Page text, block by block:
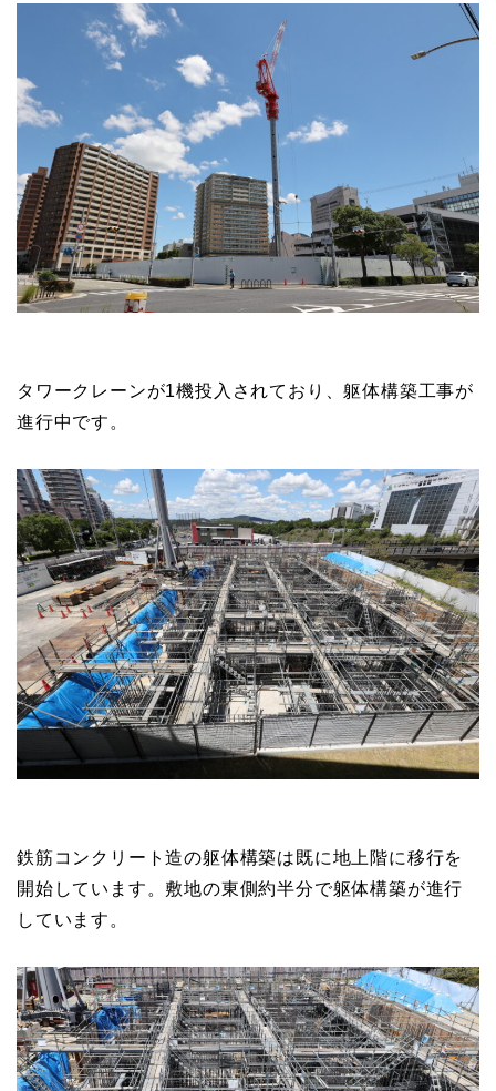
タワークレーンが1機投入されており、躯体構築工事が
進行中です。
鉄筋コンクリート造の躯体構築は既に地上階に移行を
開始しています。敷地の東側約半分で躯体構築が進行
しています。